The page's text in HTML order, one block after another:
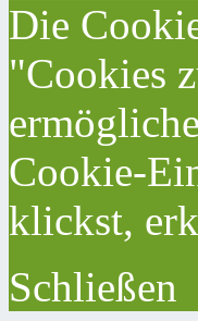
Die
"Cookies
Cookie-
klickst,
Schließen